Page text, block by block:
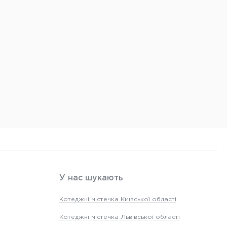
У нас шукають
Котеджні містечка Київської області
Котеджні містечка Львівської області